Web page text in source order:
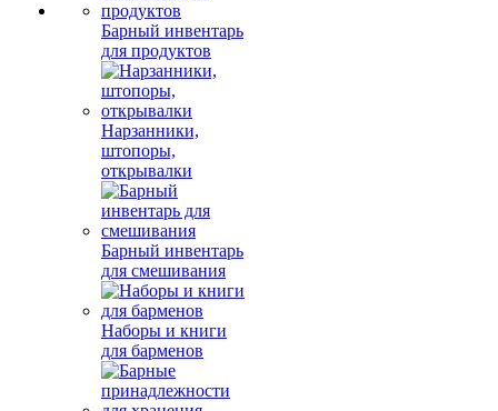
Барный инвентарь
для продуктов
Нарзанники,
штопоры,
открывалки
Барный инвентарь
для смешивания
Наборы и книги
для барменов